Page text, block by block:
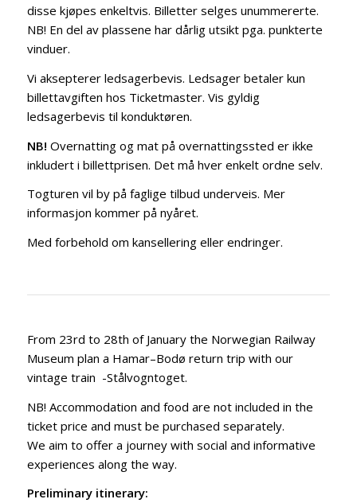
disse kjøpes enkeltvis. Billetter selges unummererte.
NB! En del av plassene har dårlig utsikt pga. punkterte
vinduer.
Vi aksepterer ledsagerbevis. Ledsager betaler kun
billettavgiften hos Ticketmaster. Vis gyldig
ledsagerbevis til konduktøren.
NB! Overnatting og mat på overnattingssted er ikke
inkludert i billettprisen. Det må hver enkelt ordne selv.
Togturen vil by på faglige tilbud underveis. Mer
informasjon kommer på nyåret.
Med forbehold om kansellering eller endringer.
From 23rd to 28th of January the Norwegian Railway
Museum plan a Hamar–Bodø return trip with our
vintage train -Stålvogntoget.
NB! Accommodation and food are not included in the
ticket price and must be purchased separately.
We aim to offer a journey with social and informative
experiences along the way.
Preliminary itinerary: